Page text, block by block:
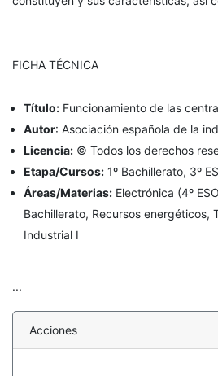
FICHA TÉCNICA
Título: Funcionamiento de las
Autor: Asociación española de la
Licencia: © Todos los derechos
Etapa/Cursos: 1º Bachillerato, 3º
Áreas/Materias: Electrónica (4º
Bachillerato, Recursos energéticos,
Industrial I
...
Acciones